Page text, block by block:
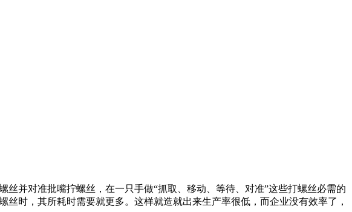
并对准批嘴拧螺丝，在一只手做“抓取、移动、等待、对准”这些打螺丝必需的
时，其所耗时需要就更多。这样就造就出来生产率很低，而企业没有效率了，